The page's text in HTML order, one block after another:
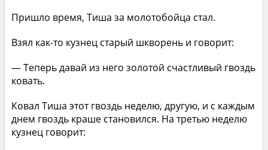
Пришло время, Тиша за молотобойца стал.
Взял как-то кузнец старый шкворень и говорит:
— Теперь давай из него золотой счастливый гвоздь
ковать.
Ковал Тиша этот гвоздь неделю, другую, и с каждым
днем гвоздь краше становился. На третью неделю
кузнец говорит: